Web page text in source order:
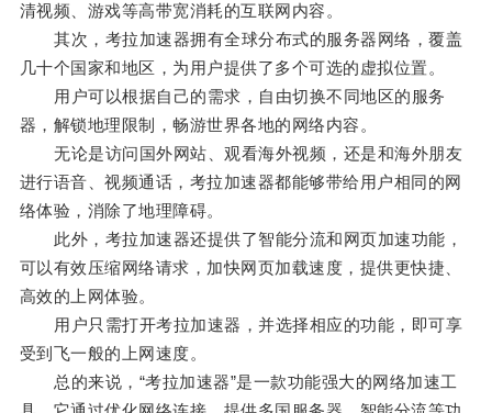
清视频、游戏等高带宽消耗的互联网内容。
其次，考拉加速器拥有全球分布式的服务器网络，覆盖
几十个国家和地区，为用户提供了多个可选的虚拟位置。
用户可以根据自己的需求，自由切换不同地区的服务
器，解锁地理限制，畅游世界各地的网络内容。
无论是访问国外网站、观看海外视频，还是和海外朋友
进行语音、视频通话，考拉加速器都能够带给用户相同的网
络体验，消除了地理障碍。
此外，考拉加速器还提供了智能分流和网页加速功能，
可以有效压缩网络请求，加快网页加载速度，提供更快捷、
高效的上网体验。
用户只需打开考拉加速器，并选择相应的功能，即可享
受到飞一般的上网速度。
总的来说，“考拉加速器”是一款功能强大的网络加速工